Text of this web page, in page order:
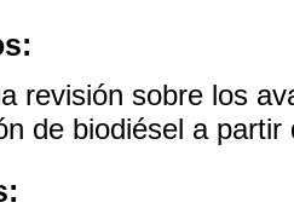
revisión sobre los
de biodiésel a partir